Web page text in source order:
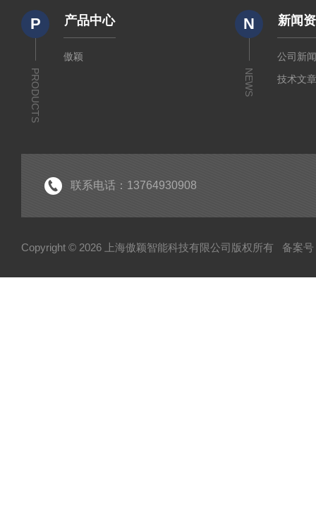
P
PRODUCTS
产品中心
傲颖
N
NEWS
新闻
公司新
技术文
联系电话：13764930908
Copyright © 2026 上海傲颖智能科技有限公司版权所有 备案号